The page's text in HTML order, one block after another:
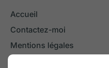
Accueil
Contactez-moi
Mentions légales